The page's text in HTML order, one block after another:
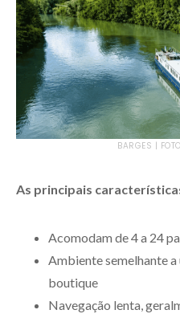
BARGES |
As principais
Acomodam de 4 a 24
Ambiente semelhante
boutique
Navegação lenta,